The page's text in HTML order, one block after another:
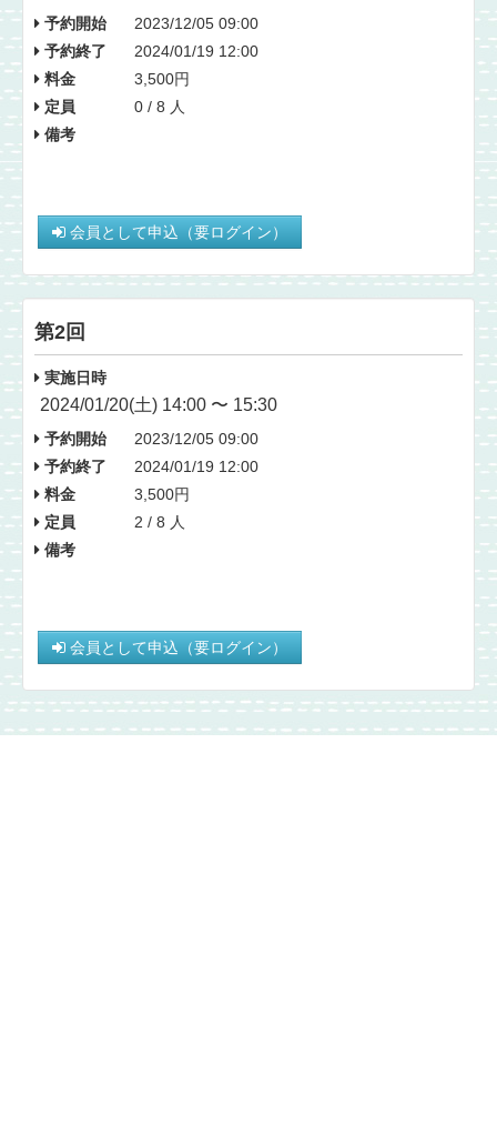
予約開始
2023/12/05 09:00
予約終了
2024/01/19 12:00
料金
3,500円
定員
0 / 8 人
備考
会員として申込（要ログイン）
第2回
実施日時
2024/01/20(土) 14:00 〜 15:30
予約開始
2023/12/05 09:00
予約終了
2024/01/19 12:00
料金
3,500円
定員
2 / 8 人
備考
会員として申込（要ログイン）